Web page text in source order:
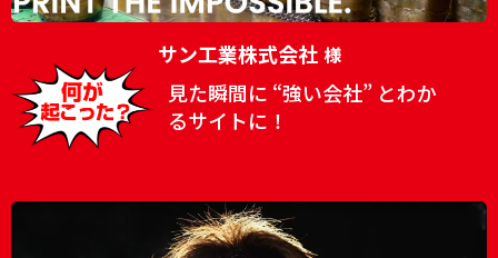
サン工業株式会社 様
見た瞬間に “強い会社” とわか
るサイトに！